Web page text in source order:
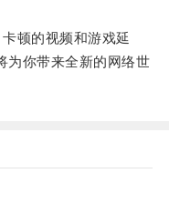
顿的视频和游戏延
为你带来全新的网络世